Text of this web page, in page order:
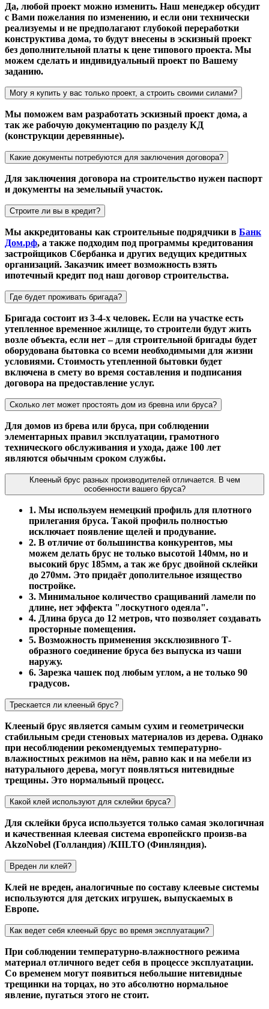
Да, любой проект можно изменить. Наш менеджер обсудит
с Вами пожелания по изменению, и если они технически
реализуемы и не предполагают глубокой переработки
конструктива дома, то будут внесены в эскизный проект
без дополнительной платы к цене типового проекта. Мы
можем сделать и индивидуальный проект по Вашему
заданию.
Могу я купить у вас только проект, а строить своими силами?
Мы поможем вам разработать эскизный проект дома, а
так же рабочую документацию по разделу КД
(конструкции деревянные).
Какие документы потребуются для заключения договора?
Для заключения договора на строительство нужен паспорт
и документы на земельный участок.
Строите ли вы в кредит?
Мы аккредитованы как строительные подрядчики в Банк
Дом.рф, а также подходим под программы кредитования
застройщиков Сбербанка и других ведущих кредитных
организаций. Заказчик имеет возможность взять
ипотечный кредит под наш договор строительства.
Где будет проживать бригада?
Бригада состоит из 3-4-х человек. Если на участке есть
утепленное временное жилище, то строители будут жить
возле объекта, если нет – для строительной бригады будет
оборудована бытовка со всеми необходимыми для жизни
условиями. Стоимость утепленной бытовки будет
включена в смету во время составления и подписания
договора на предоставление услуг.
Сколько лет может простоять дом из бревна или бруса?
Для домов из брева или бруса, при соблюдении
элементарных правил эксплуатации, грамотного
технического обслуживания и ухода, даже 100 лет
являются обычным сроком службы.
Клееный брус разных производителей отличается. В чем
особенности вашего бруса?
1. Мы используем немецкий профиль для плотного
прилегания бруса. Такой профиль полностью
исключает появление щелей и продувание.
2. В отличие от большинства конкурентов, мы
можем делать брус не только высотой 140мм, но и
высокий брус 185мм, а так же брус двойной склейки
до 270мм. Это придаёт дополительное изящество
постройке.
3. Минимальное количество сращиваний ламели по
длине, нет эффекта "лоскутного одеяла".
4. Длина бруса до 12 метров, что позволяет создавать
просторные помещения.
5. Возможность применения эксклюзивного Т-
образного соединение бруса без выпуска из чаши
наружу.
6. Зарезка чашек под любым углом, а не только 90
градусов.
Трескается ли клееный брус?
Клееный брус является самым сухим и геометрически
стабильным среди стеновых материалов из дерева. Однако
при несоблюдении рекомендуемых температурно-
влажностных режимов на нём, равно как и на мебели из
натурального дерева, могут появляться нитевидные
трещины. Это нормальный процесс.
Какой клей используют для склейки бруса?
Для склейки бруса используется только самая экологичная
и качественная клеевая система европейскго произв-ва
AkzoNobel (Голландия) /KIILTO (Финляндия).
Вреден ли клей?
Клей не вреден, аналогичные по составу клеевые системы
используются для детских игрушек, выпускаемых в
Европе.
Как ведет себя клееный брус во время эксплуатации?
При соблюдении температурно-влажностного режима
материал отличного ведет себя в процессе эксплуатации.
Со временем могут появиться небольшие нитевидные
трещинки на торцах, но это абсолютно нормальное
явление, пугаться этого не стоит.